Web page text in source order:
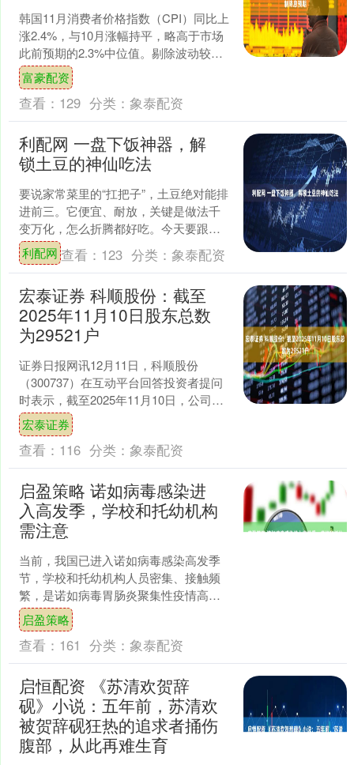
韩国11月消费者价格指数（CPI）同比上
涨2.4%，与10月涨幅持平，略高于市场
此前预期的2.3%中位值。剔除波动较大
的食品和能源价格后，核心CPI同比上涨
2.....
富豪配资
查看： 129 分类： 象泰配资
利配网 一盘下饭神器，解
锁土豆的神仙吃法
要说家常菜里的“扛把子”，土豆绝对能排
进前三。它便宜、耐放，关键是做法千
变万化，怎么折腾都好吃。今天要跟大
家分享的这道“青椒火腿土豆片”，绝对是
下饭界的“隐藏王....
利配网 查看： 123 分类： 象泰配资
宏泰证券 科顺股份：截至
2025年11月10日股东总数
为29521户
证券日报网讯12月11日，科顺股份
（300737）在互动平台回答投资者提问
时表示，截至2025年11月10日，公司股
东总数为29521户。....
宏泰证券
查看： 116 分类： 象泰配资
启盈策略 诺如病毒感染进
入高发季，学校和托幼机构
需注意
当前，我国已进入诺如病毒感染高发季
节，学校和托幼机构人员密集、接触频
繁，是诺如病毒胃肠炎聚集性疫情高发
场所。疾控部门提醒，学校要落实常态
化防控措施，以及晨（午）....
启盈策略
查看： 161 分类： 象泰配资
启恒配资 《苏清欢贺辞
砚》小说：五年前，苏清欢
被贺辞砚狂热的追求者捅伤
腹部，从此再难生育